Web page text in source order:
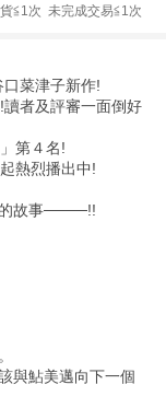
≦1次 未完成交易≦1次
菜津子新作!
者及評審一面倒好
第４名!
熱烈播出中!
的故事────!!
與鮎美邁向下一個